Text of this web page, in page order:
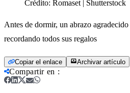
Crédito: Romaset | Shutterstock
Antes de dormir, un abrazo
recordando todos sus regalos
Copiar el enlace Archivar artículo
Compartir en :